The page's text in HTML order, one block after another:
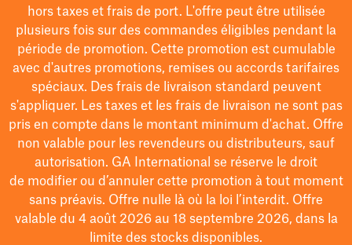
hors taxes et frais de port. L'offre peut être utilisée
plusieurs fois sur des commandes éligibles pendant la
période de promotion. Cette promotion est cumulable
avec d'autres promotions, remises ou accords tarifaires
spéciaux. Des frais de livraison standard peuvent
s'appliquer. Les taxes et les frais de livraison ne sont pas
pris en compte dans le montant minimum d'achat. Offre
non valable pour les revendeurs ou distributeurs, sauf
autorisation. GA International se réserve le droit
de modifierou d’annuler cette promotion à tout moment
sans préavis. Offre nulle là où la loi l’interdit. Offre
valable du 4 août 2026 au 18 septembre 2026, dans la
limite des stocks disponibles.